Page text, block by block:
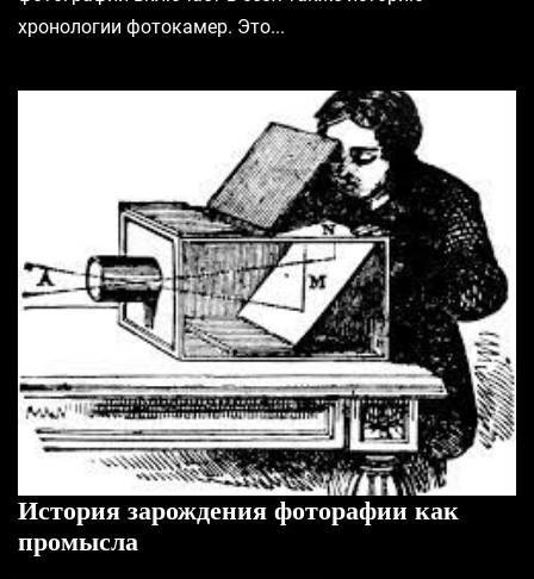
хронологии фотокамер. Это...
История зарождения фоторафии как
промысла